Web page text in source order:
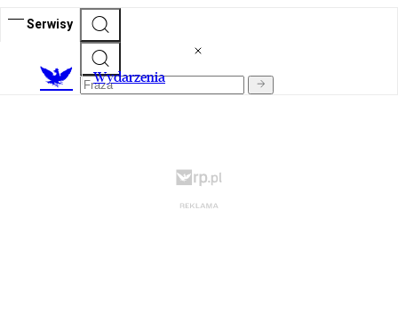
Serwisy
Wydarzenia